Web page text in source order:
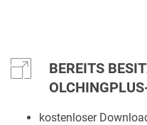
BEREITS
kostenloser